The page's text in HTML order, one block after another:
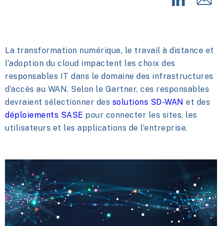
La transformation numérique, le travail à distance et
l'adoption du cloud impactent les choix des
responsables IT dans le domaine des infrastructures
d’accès au WAN. Selon le Gartner, ces responsables
devraient sélectionner des solutions SD-WAN et des
déploiements SASE pour connecter les sites, les
utilisateurs et les applications de l'entreprise.